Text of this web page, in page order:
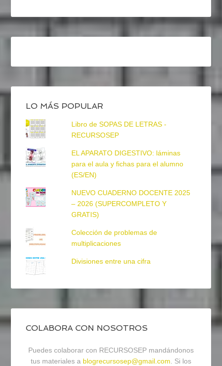
LO MÁS POPULAR
Libro de SOPAS DE LETRAS -
RECURSOSEP
EL APARATO DIGESTIVO: láminas
para el aula y fichas para el alumno
(ES/EN)
NUEVO CUADERNO DOCENTE 2025
– 2026 (SUPERCOMPLETO Y
GRATIS)
Colección de problemas de
multiplicaciones
Divisiones entre una cifra
COLABORA CON NOSOTROS
Puedes colaborar con RECURSOSEP mandándonos
tus materiales a blogrecursosep@gmail.com. Si los